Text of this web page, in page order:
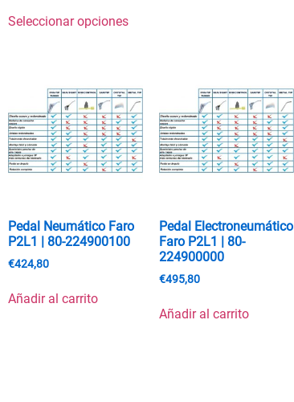
Seleccionar opciones
Pedal Neumático Faro
P2L1 | 80-224900100
€424,80
Añadir al carrito
Pedal Electroneumático
Faro P2L1 | 80-
224900000
€495,80
Añadir al carrito